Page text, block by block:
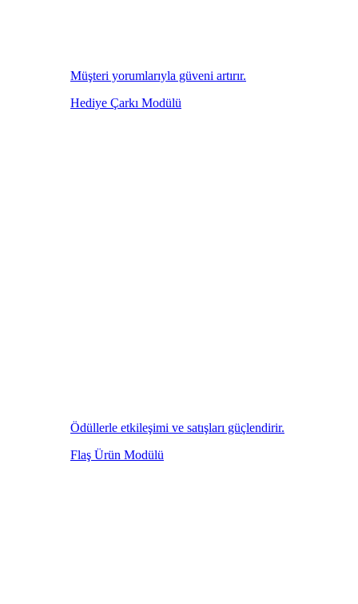
Müşteri yorumlarıyla güveni artırır.
Hediye Çarkı Modülü
Ödüllerle etkileşimi ve satışları güçlendirir.
Flaş Ürün Modülü